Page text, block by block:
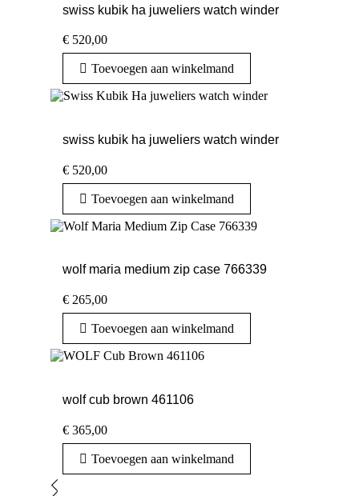
swiss kubik ha juweliers watch winder
€ 520,00
Toevoegen aan winkelmand
swiss kubik ha juweliers watch winder
€ 520,00
Toevoegen aan winkelmand
wolf maria medium zip case 766339
€ 265,00
Toevoegen aan winkelmand
wolf cub brown 461106
€ 365,00
Toevoegen aan winkelmand